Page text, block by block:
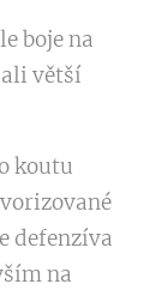
boje na
větší
koutu
defenzíva
na